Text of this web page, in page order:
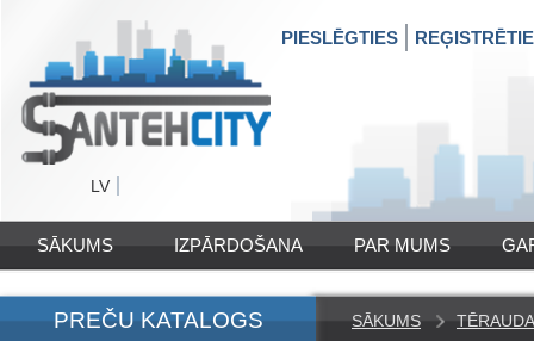
LV
PIESLĒGTIES
SĀKUMS IZPĀRDOŠANA PAR MUMS
PREČU KATALOGS SĀKUMS